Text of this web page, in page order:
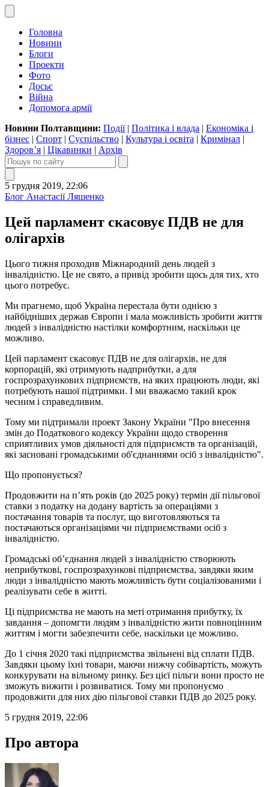
Головна
Новини
Блоги
Проекти
Фото
Досьє
Війна
Допомога армії
Новини Полтавщини: Події| Політика і влада | Економіка і
бізнес | Спорт | Суспільство | Культура і освіта | Кримінал |
Здоров’я | Цікавинки | Архів
5 грудня 2019, 22:06
Блог Анастасії Ляшенко
Цей парламент скасовує ПДВ не для
олігархів
Цього тижня проходив Міжнародний день людей з
інвалідністю. Це не свято, а привід зробити щось для тих, хто
цього потребує.
Ми прагнемо, щоб Україна перестала бути однією з
найбідніших держав Європи і мала можливість зробити життя
людей з інвалідністю настілки комфортним, наскільки це
можливо.
Цей парламент скасовує ПДВ не для олігархів, не для
корпорацій, які отримують надприбутки, а для
госпрозрахункових підприємств, на яких працюють люди, які
потребують нашої підтримки. І ми вважаємо такий крок
чесним і справедливим.
Тому ми підтримали проект Закону України "Про внесення
змін до Податкового кодексу України щодо створення
сприятливих умов діяльності для підприємств та організацій,
які засновані громадськими об'єднаннями осіб з інвалідністю".
Що пропонується?
Продовжити на п’ять років (до 2025 року) термін дії пільгової
ставки з податку на додану вартість за операціями з
постачання товарів та послуг, що виготовляються та
постачаються організаціями чи підприємствами осіб з
інвалідністю.
Громадські об’єднання людей з інвалідністю створюють
неприбуткові, госпрозрахункові підприємства, завдяки яким
люди з інвалідністю мають можливість бути соціалізованими і
реалізувати себе в житті.
Ці підприємства не мають на меті отримання прибутку, їх
завдання – допомгти людям з інвалідністю жити повноцінним
життям і могти забезпечити себе, наскільки це можливо.
До 1 січня 2020 такі підприємства звільнені від сплати ПДВ.
Завдяки цьому їхні товари, маючи нижчу собівартість, можуть
конкурувати на вільному ринку. Без цієї пільги вони просто не
зможуть вижити і розвиватися. Тому ми пропонуємо
продовжити для них дію пільгової ставки ПДВ до 2025 року.
5 грудня 2019, 22:06
Про автора